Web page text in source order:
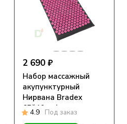
2 690 ₽
Набор массажный
акупунктурный
Нирвана Bradex
65*40см (коврик,
подушка, сумка)
4.9 Под заказ